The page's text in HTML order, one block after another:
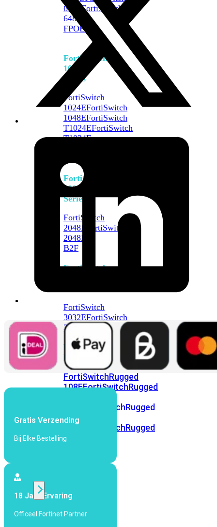
648F FortiSwitch
648F-
FPOE
FortiSwitch
1000
Series
FortiSwitch
1024EFortiSwitch
1048EFortiSwitch
T1024EFortiSwitch
T1024F-
FortiSwitch
2000
Series
FortiSwitch
2048F
FortiSwitch
2048F-
B2F
FortiSwitch
FortiSwitch
3032EFortiSwitch
3032G
FortiSwitch
Ruggedized
FortiSwitchRugged
108FFortiSwitchRugged
FortiSwitchRugged
216F-
POE
FortiSwitchRugged
424F-
Access
Gratis Verzending
Bij Elke Bestelling
18 Jaar Ervaring
Officeel Fortinet Partner